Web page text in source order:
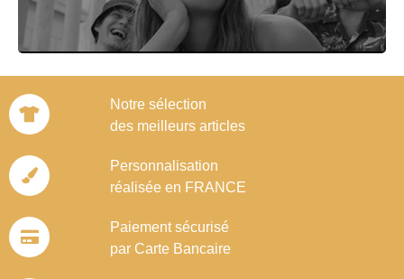
Notre sélection
des meilleurs articles
Personnalisation
réalisée en FRANCE
Paiement sécurisé
par Carte Bancaire